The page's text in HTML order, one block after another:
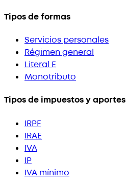
Tipos de formas
Servicios personales
Régimen general
Literal E
Monotributo
Tipos de impuestos y aportes
IRPF
IRAE
IVA
IP
IVA mínimo